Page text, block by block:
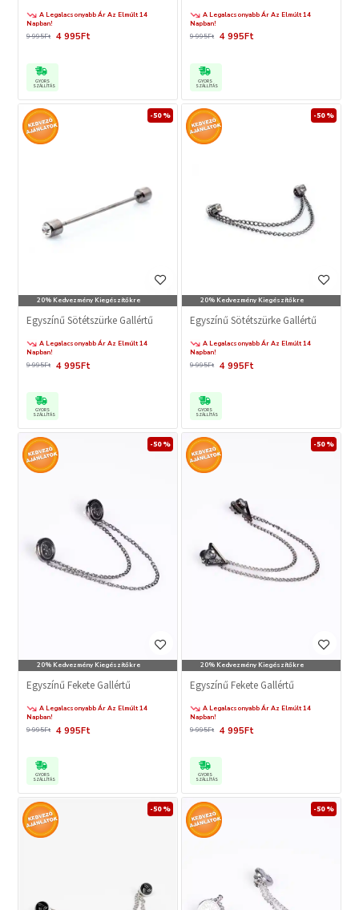
A Legalacsonyabb Ár Az Elmúlt 14
Napban!
4 995Ft
9 995Ft
GYORS
SZÁLLÍTÁS
A Legalacsonyabb Ár Az Elmúlt 14
Napban!
4 995Ft
9 995Ft
GYORS
SZÁLLÍTÁS
20% Kedvezmény Kiegészítőkre
-50 %
Egyszínű Sötétszürke Gallértű
A Legalacsonyabb Ár Az Elmúlt 14
Napban!
4 995Ft
9 995Ft
GYORS
SZÁLLÍTÁS
20% Kedvezmény Kiegészítőkre
-50 %
Egyszínű Sötétszürke Gallértű
A Legalacsonyabb Ár Az Elmúlt 14
Napban!
4 995Ft
9 995Ft
GYORS
SZÁLLÍTÁS
20% Kedvezmény Kiegészítőkre
-50 %
Egyszínű Fekete Gallértű
A Legalacsonyabb Ár Az Elmúlt 14
Napban!
4 995Ft
9 995Ft
GYORS
SZÁLLÍTÁS
20% Kedvezmény Kiegészítőkre
-50 %
Egyszínű Fekete Gallértű
A Legalacsonyabb Ár Az Elmúlt 14
Napban!
4 995Ft
9 995Ft
GYORS
SZÁLLÍTÁS
-50 % -50 %